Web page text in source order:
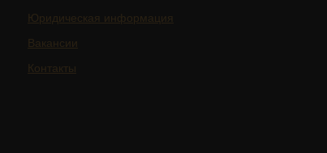
Юридическая информация
Вакансии
Контакты